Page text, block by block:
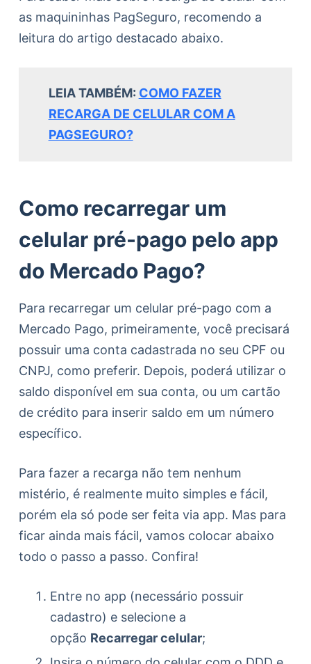
as maquininhas PagSeguro, recomendo a
leitura do artigo destacado abaixo.
LEIA TAMBÉM: COMO FAZER
RECARGA DE CELULAR COM A
PAGSEGURO?
Como recarregar um
celular pré-pago pelo app
do Mercado Pago?
Para recarregar um celular pré-pago com a
Mercado Pago, primeiramente, você precisará
possuir uma conta cadastrada no seu CPF ou
CNPJ, como preferir. Depois, poderá utilizar o
saldo disponível em sua conta, ou um cartão
de crédito para inserir saldo em um número
específico.
Para fazer a recarga não tem nenhum
mistério, é realmente muito simples e fácil,
porém ela só pode ser feita via app. Mas para
ficar ainda mais fácil, vamos colocar abaixo
todo o passo a passo. Confira!
Entre no app (necessário possuir
cadastro) e selecione a
opção Recarregar celular;